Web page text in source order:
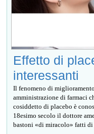
Effetto di
interessanti
Il fenomeno di
amministrazione di farmaci
cosiddetto di placebo è
18esimo secolo il dottore
bastoni «di miracolo» fatti di